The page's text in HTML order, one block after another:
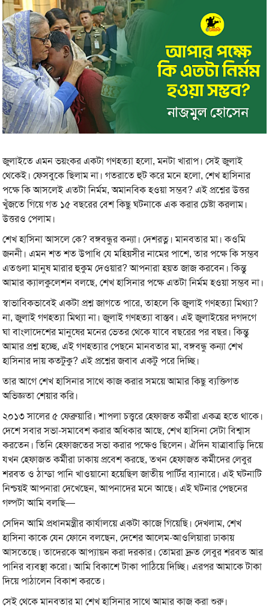
জুলাইতে এমন ভয়ংকর একটা গণহত্যা হলো, মনটা খারাপ। সেই জুলাই
থেকেই। ফেসবুকে ছিলাম না। গতরাতে হুট করে মনে হলো, শেখ হাসিনার
পক্ষে কি আসলেই এতটা নির্মম, অমানবিক হওয়া সম্ভব? এই প্রশ্নের উত্তর
খুঁজতে গিয়ে গত ১৫ বছরের বেশ কিছু ঘটনাকে এক করার চেষ্টা করলাম।
উত্তরও পেলাম।
শেখ হাসিনা আসলে কে? বঙ্গবন্ধুর কন্যা। দেশরত্ন। মানবতার মা। কওমি
জননী। এমন শত শত উপাধি যে মহিয়সীর নামের পাশে, তার পক্ষে কি সম্ভব
এতগুলা মানুষ মারার হুকুম দেওয়ার? আপনারা হয়ত জাজ করবেন। কিন্তু
আমার ক্যালকুলেশন বলছে, শেখ হাসিনার পক্ষে এতটা নির্মম হওয়া সম্ভব না।
স্বাভাবিকভাবেই একটা প্রশ্ন জাগতে পারে, তাহলে কি জুলাই গণহত্যা মিথ্যা?
না, জুলাই গণহত্যা মিথ্যা না। জুলাই গণহত্যা বাস্তব। এই জুলাইয়ের দগদগে
ঘা বাংলাদেশের মানুষের মনের ভেতর থেকে যাবে বছরের পর বছর। কিন্তু
আমার প্রশ্ন হচ্ছে, এই গণহত্যার পেছনে মানবতার মা, বঙ্গবন্ধু কন্যা শেখ
হাসিনার দায় কতটুকু? এই প্রশ্নের জবাব একটু পরে দিচ্ছি।
তার আগে শেখ হাসিনার সাথে কাজ করার সময়ে আমার কিছু ব্যক্তিগত
অভিজ্ঞতা শেয়ার করি।
২০১৩ সালের ৫ ফেব্রুয়ারি। শাপলা চত্ত্বরে হেফাজত কর্মীরা একত্র হতে থাকে।
দেশে সবার সভা-সমাবেশ করার অধিকার আছে, শেখ হাসিনা সেটা বিশ্বাস
করতেন। তিনি হেফাজতের সভা করার পক্ষেও ছিলেন। ঐদিন যাত্রাবাড়ি দিয়ে
যখন হেফাজত কর্মীরা ঢাকায় প্রবেশ করছে, তখন হেফাজত কর্মীদের লেবুর
শরবত ও ঠান্ডা পানি খাওয়ানো হয়েছিল জাতীয় পার্টির ব্যানারে। এই ঘটনাটি
নিশ্চয়ই আপনারা দেখেছেন, আপনাদের মনে আছে। এই ঘটনার পেছনের
গল্পটা আমি বলছি—
সেদিন আমি প্রধানমন্ত্রীর কার্যালয়ে একটা কাজে গিয়েছি। দেখলাম, শেখ
হাসিনা কাকে যেন ফোনে বলছেন, দেশের আলেম-আওলিয়ারা ঢাকায়
আসতেছে। তাদেরকে আপ্যায়ন করা দরকার। তোমরা দ্রুত লেবুর শরবত আর
পানির ব্যবস্থা করো। আমি বিকাশে টাকা পাঠিয়ে দিচ্ছি। এরপর আমাকে টাকা
দিয়ে পাঠালেন বিকাশ করতে।
সেই থেকে মানবতার মা শেখ হাসিনার সাথে আমার কাজ করা শুরু।